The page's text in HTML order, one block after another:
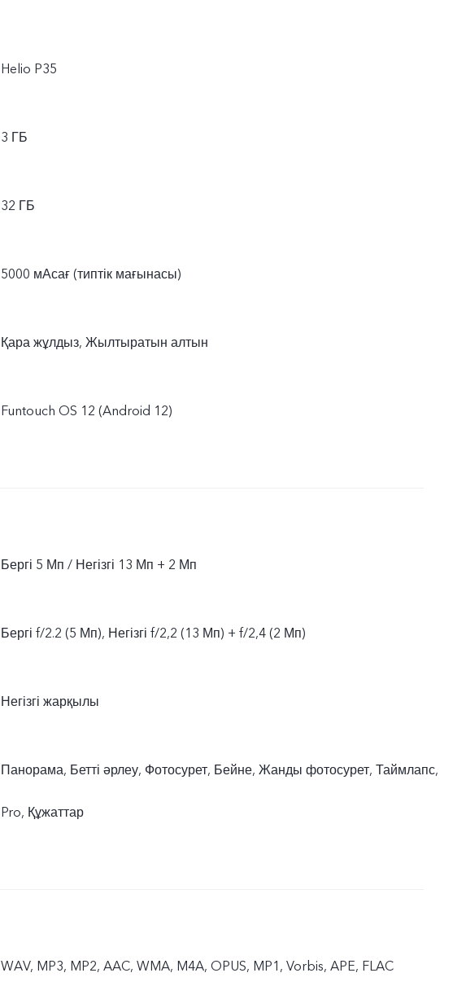
Helio P35
3 ГБ
32 ГБ
5000 мАсағ (типтік мағынасы)
Қара жұлдыз, Жылтыратын алтын
Funtouch OS 12 (Android 12)
Бергі 5 Мп / Негізгі 13 Мп + 2 Мп
Бергі f/2.2 (5 Мп), Негізгі f/2,2 (13 Мп) + f/2,4 (2 Мп)
Негізгі жарқылы
Панорама, Бетті әрлеу, Фотосурет, Бейне, Жанды фотосурет, Таймлапс,
Pro, Құжаттар
WAV, MP3, MP2, AAC, WMA, M4A, OPUS, MP1, Vorbis, APE, FLAC